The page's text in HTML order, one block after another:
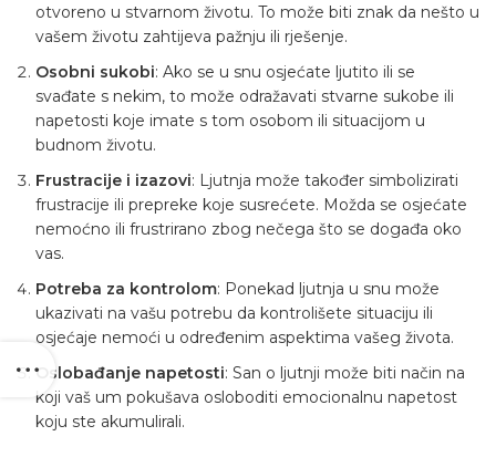
otvoreno u stvarnom životu. To može biti znak da nešto u
vašem životu zahtijeva pažnju ili rješenje.
Osobni sukobi: Ako se u snu osjećate ljutito ili se
svađate s nekim, to može odražavati stvarne sukobe ili
napetosti koje imate s tom osobom ili situacijom u
budnom životu.
Frustracije i izazovi: Ljutnja može također simbolizirati
frustracije ili prepreke koje susrećete. Možda se osjećate
nemoćno ili frustrirano zbog nečega što se događa oko
vas.
Potreba za kontrolom: Ponekad ljutnja u snu može
ukazivati na vašu potrebu da kontrolišete situaciju ili
osjećaje nemoći u određenim aspektima vašeg života.
Oslobađanje napetosti: San o ljutnji može biti način na
koji vaš um pokušava osloboditi emocionalnu napetost
koju ste akumulirali.